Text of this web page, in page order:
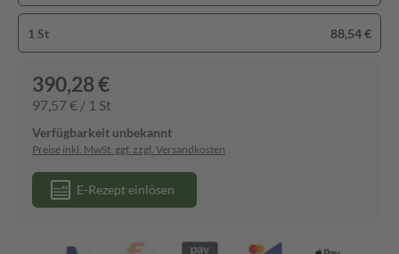
1 St 88,54 €
390,28 €
97,57 € / 1 St
Verfügbarkeit unbekannt
Preise inkl. MwSt. ggf. zzgl. Versandkosten
E-Rezept einlösen